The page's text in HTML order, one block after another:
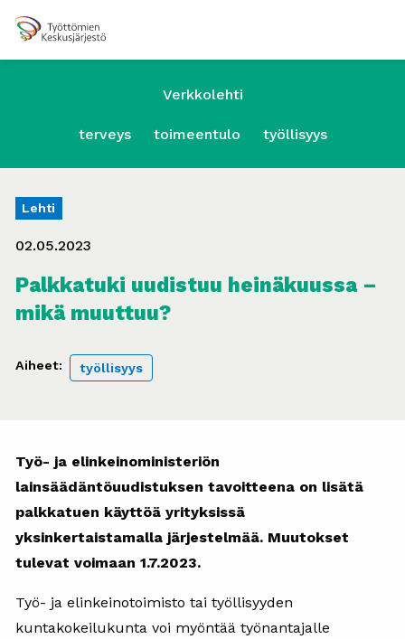
Verkkolehti
terveys toimeentulo työllisyys
Lehti
02.05.2023
Palkkatuki uudistuu heinäkuussa –
mikä muuttuu?
Aiheet: työllisyys
Työ- ja elinkeinoministeriön
lainsäädäntöuudistuksen tavoitteena on lisätä
palkkatuen käyttöä yrityksissä
yksinkertaistamalla järjestelmää. Muutokset
tulevat voimaan 1.7.2023.
Työ- ja elinkeinotoimisto tai työllisyyden
kuntakokeilukunta voi myöntää työnantajalle